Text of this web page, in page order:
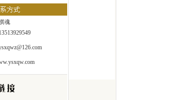
地！一座雅士乐园！
魂